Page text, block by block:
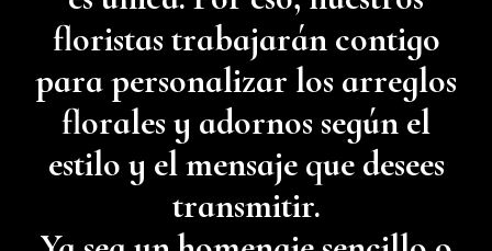
floristas trabajarán contigo
para personalizar los arreglos
florales y adornos según el
estilo y el mensaje que desees
transmitir.